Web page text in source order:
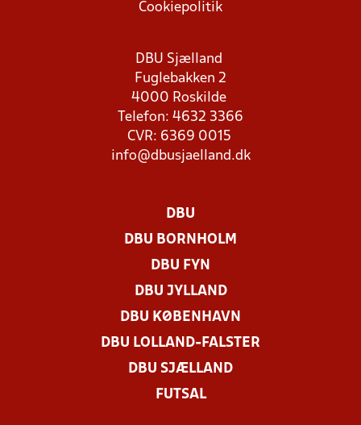
Cookiepolitik
DBU Sjælland
Fuglebakken 2
4000 Roskilde
Telefon: 4632 3366
CVR: 6369 0015
info@dbusjaelland.dk
DBU
DBU BORNHOLM
DBU FYN
DBU JYLLAND
DBU KØBENHAVN
DBU LOLLAND-FALSTER
DBU SJÆLLAND
FUTSAL